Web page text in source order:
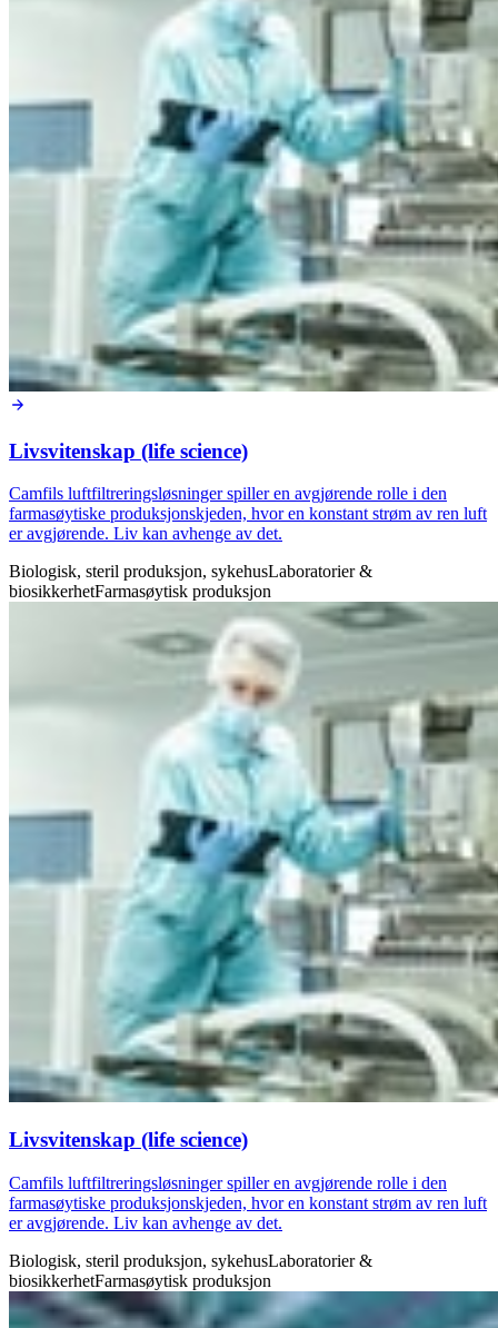
Livsvitenskap (life science)
Camfils luftfiltreringsløsninger spiller en avgjørende rolle i den
farmasøytiske produksjonskjeden, hvor en konstant strøm av ren luft
er avgjørende. Liv kan avhenge av det.
Biologisk, steril produksjon, sykehusLaboratorier &
biosikkerhetFarmasøytisk produksjon
Livsvitenskap (life science)
Camfils luftfiltreringsløsninger spiller en avgjørende rolle i den
farmasøytiske produksjonskjeden, hvor en konstant strøm av ren luft
er avgjørende. Liv kan avhenge av det.
Biologisk, steril produksjon, sykehusLaboratorier &
biosikkerhetFarmasøytisk produksjon